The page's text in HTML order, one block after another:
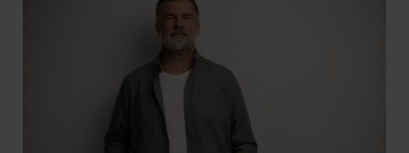
entsteht und warum Vorsorge sinnvoll ist.